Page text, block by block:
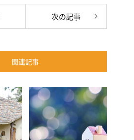
次の記事
関連記事